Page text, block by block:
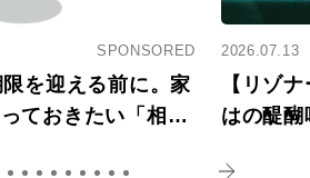
SPONSORED
を迎える前に。家
ておきたい「相続
2026.07.13
【リゾ
はの醍